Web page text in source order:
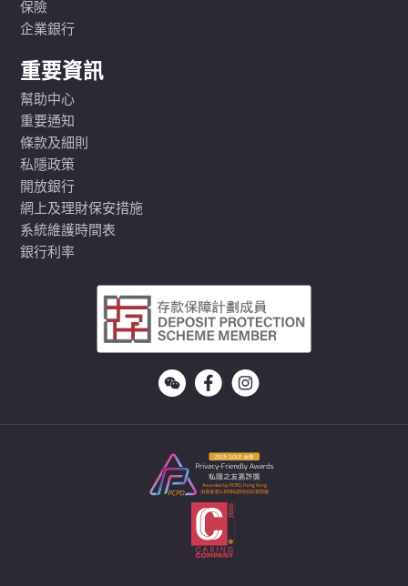
保險
企業銀行
重要資訊
幫助中心
重要通知
條款及細則
私隱政策
開放銀行
網上及理財保安措施
系統維護時間表
銀行利率